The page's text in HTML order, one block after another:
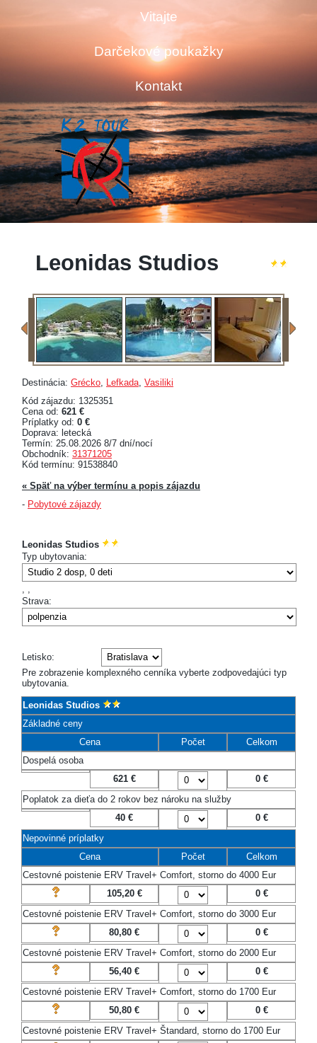
Vitajte
Darčekové poukažky
Kontakt
Leonidas Studios
Destinácia: Grécko, Lefkada, Vasiliki
Kód zájazdu: 1325351
Cena od: 621 €
Príplatky od: 0 €
Doprava: letecká
Termín: 25.08.2026 8/7 dní/nocí
Obchodník: 31371205
Kód termínu: 91538840
« Späť na výber termínu a popis zájazdu
- Pobytové zájazdy
Leonidas Studios
Typ ubytovania:
, ,
Strava:
Letisko:
Pre zobrazenie komplexného cenníka vyberte zodpovedajúci typ
ubytovania.
Leonidas Studios
Základné ceny
Cena
Počet
Celkom
Dospelá osoba
621 €
0€
Poplatok za dieťa do 2 rokov bez nároku na služby
40 €
0€
Nepovinné príplatky
Cena
Počet
Celkom
Cestovné poistenie ERV Travel+ Comfort, storno do 4000 Eur
105,20 €
0€
Cestovné poistenie ERV Travel+ Comfort, storno do 3000 Eur
80,80 €
0€
Cestovné poistenie ERV Travel+ Comfort, storno do 2000 Eur
56,40 €
0€
Cestovné poistenie ERV Travel+ Comfort, storno do 1700 Eur
50,80 €
0€
Cestovné poistenie ERV Travel+ Štandard, storno do 1700 Eur